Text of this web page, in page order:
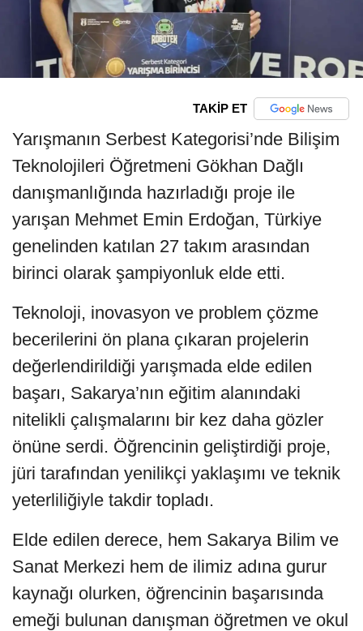
TAKİP ET
Yarışmanın Serbest Kategorisi’nde Bilişim
Teknolojileri Öğretmeni Gökhan Dağlı
danışmanlığında hazırladığı proje ile
yarışan Mehmet Emin Erdoğan, Türkiye
genelinden katılan 27 takım arasından
birinci olarak şampiyonluk elde etti.
Teknoloji, inovasyon ve problem çözme
becerilerini ön plana çıkaran projelerin
değerlendirildiği yarışmada elde edilen
başarı, Sakarya’nın eğitim alanındaki
nitelikli çalışmalarını bir kez daha gözler
önüne serdi. Öğrencinin geliştirdiği proje,
jüri tarafından yenilikçi yaklaşımı ve teknik
yeterliliğiyle takdir topladı.
Elde edilen derece, hem Sakarya Bilim ve
Sanat Merkezi hem de ilimiz adına gurur
kaynağı olurken, öğrencinin başarısında
emeği bulunan danışman öğretmen ve okul